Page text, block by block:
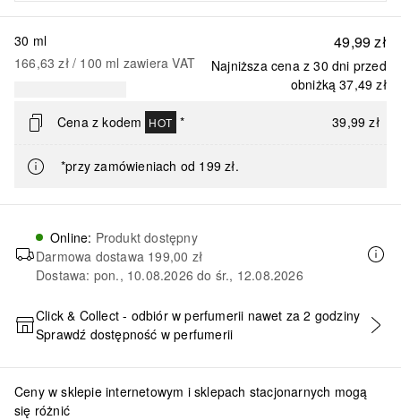
49,99 zł
Najniższa cena z 30 dni przed
obniżką 37,49 zł
30 ml
166,63 zł / 100 ml zawiera VAT
Cena z kodem HOT * 39,99 zł
*przy zamówieniach od 199 zł.
Online: Produkt dostępny
Darmowa dostawa 199,00 zł
Dostawa: pon., 10.08.2026 do śr., 12.08.2026
DODAJ DO KOSZYKA
Click & Collect - odbiór w perfumerii nawet za 2 godziny
Sprawdź dostępność w perfumerii
Ceny w sklepie internetowym i sklepach stacjonarnych mogą
się różnić